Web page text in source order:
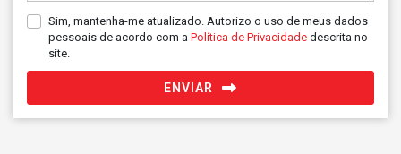
Sim, mantenha-me atualizado. Autorizo o uso de meus dados
pessoais de acordo com a Política de Privacidade descrita no
site.
ENVIAR